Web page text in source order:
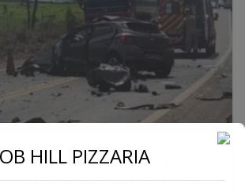
quatro veículos
na GO-020, em Bela
HILL PIZZARIA